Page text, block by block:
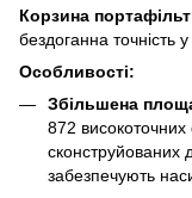
Корзина
бездоганна точність
Особливості:
Збільшена
872
сконструйованих
забезпечують